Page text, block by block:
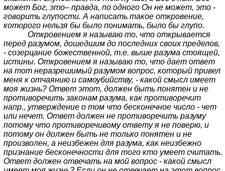
может Бог, это– правда, по одного Он не может, это -
говорить глупости. А написать такое откровение,
которого нельзя бы было понимать, было бы глупо.
Откровением я называю то, что открывается
перед разумом, дошедшим до последних своих пределов,
- созерцание божественной, т.е. выше разума стоящей,
истины. Откровением я называю то, что дает ответ
на тот неразрешимый разумом вопрос, который привел
меня к отчаянию и самоубийству, - какой смысл имеет
моя жизнь? Ответ этот, должен быть понятен и не
противоречить законам разума, как противоречит
напр., утверждение о том что бесконечное число - чет
или нечет. Ответ должен не противоречить разуму
потому что противоречивому ответу я не поверю, и
потому он должен быть не только понятен и не
произволен, а неизбежен для разума, как неизбежно
признание бесконечности для того кто умеет считать.
Ответ должен отвечать на мой вопрос - какой смысл